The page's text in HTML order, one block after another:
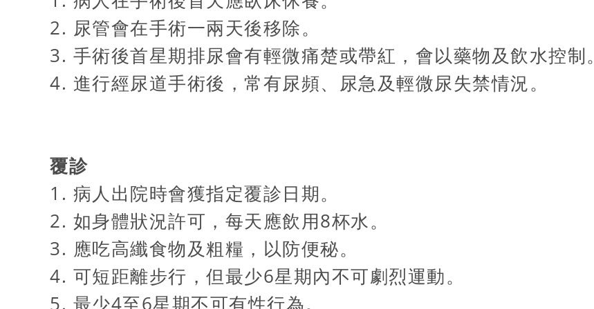
2. 尿管會在手術一兩天後移除。
3. 手術後首星期排尿會有輕微痛楚或帶紅，會以藥物及飲水控制。
4. 進行經尿道手術後，常有尿頻、尿急及輕微尿失禁情況。
覆診
1. 病人出院時會獲指定覆診日期。
2. 如身體狀況許可，每天應飲用8杯水。
3. 應吃高纖食物及粗糧，以防便秘。
4. 可短距離步行，但最少6星期內不可劇烈運動。
5. 最少4至6星期不可有性行為。